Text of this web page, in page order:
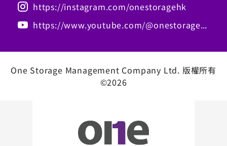
https://instagram.com/onestoragehk
https://www.youtube.com/@onestoragehk
One Storage Management Company Ltd. 版權所有
©2026